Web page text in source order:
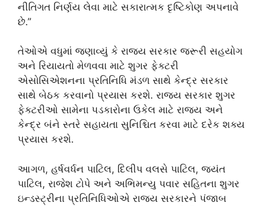
નીતિગત નિર્ણય લેવા માટે સકારાત્મક દૃષ્ટિકોણ અપનાવે
છે.”
તેઓએ વધુમાં જણાવ્યું કે રાજ્ય સરકાર જરૂરી સહયોગ
અને રિયાયતો મેળવવા માટે શુગર ફેક્ટરી
એસોસિએશનના પ્રતિનિધિ મંડળ સાથે કેન્દ્ર સરકાર
સાથે બેઠક કરવાનો પ્રયાસ કરશે. રાજ્ય સરકાર શુગર
ફેક્ટરીઓ સામેના પડકારોના ઉકેલ માટે રાજ્ય અને
કેન્દ્ર બંને સ્તરે સહાયતા સુનિશ્ચિત કરવા માટે દરેક શક્ય
પ્રયાસ કરશે.
આગળ, હર્ષવર્ધન પાટિલ, દિલીપ વલસે પાટિલ, જયંત
પાટિલ, રાજેશ ટોપે અને અભિમન્યુ પવાર સહિતના શુગર
ઇન્ડસ્ટ્રીના પ્રતિનિધિઓએ રાજ્ય સરકારને પંજાબ